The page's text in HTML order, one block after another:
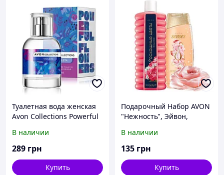
Туалетная вода женская
Avon Collections Powerful
В наличии
289 грн
Купить
Подарочный Набор AVON
"Нежность", Эйвон,
В наличии
135 грн
Купить